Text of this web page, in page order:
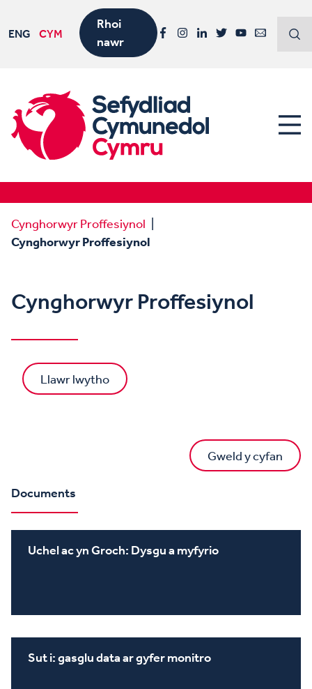
ENG CYM
Rhoi
nawr
Cynghorwyr Proffesiynol
Cynghorwyr Proffesiynol
Cynghorwyr Proffesiynol
Llawr lwytho
Documents
Gweld y cyfan
Uchel ac yn Groch: Dysgu a myfyrio
Sut i: gasglu data ar gyfer monitro